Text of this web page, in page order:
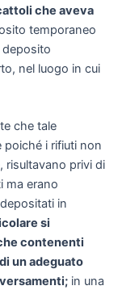
che aveva
temporaneo
deposito
nel luogo in cui
che tale
i rifiuti non
risultavano privi di
ma erano
in
si
contenenti
un adeguato
in una